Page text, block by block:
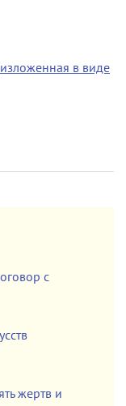
в виде
с
жертв и